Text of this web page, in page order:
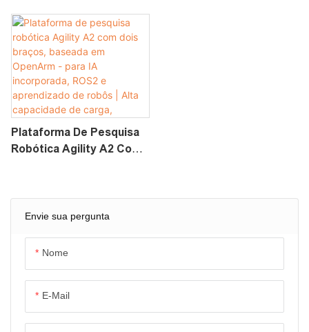
Envie sua pergunta
Nome
E-Mail
A2 Com Dois Braços | IA
Incorporada, Aprendizado
Baseado Em VLA, ROS2 E
NVIDIA Isaac
Plataforma De Pesquisa
Robótica Agility A2 Com
Incorporada, ROS2 E
Aprendizado De Robôs |
Carga, Manipulação
Remota